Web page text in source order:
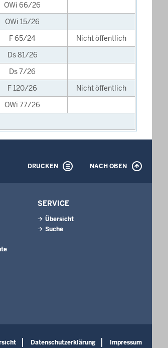
OWi 66/26
OWi 15/26
F 65/24
Nicht öffentlich
Ds 81/26
Ds 7/26
F 120/26
Nicht öffentlich
OWi 77/26
DRUCKEN NACH OBEN
SERVICE
Übersicht
Suche
Datenschutzerklärung Impressum